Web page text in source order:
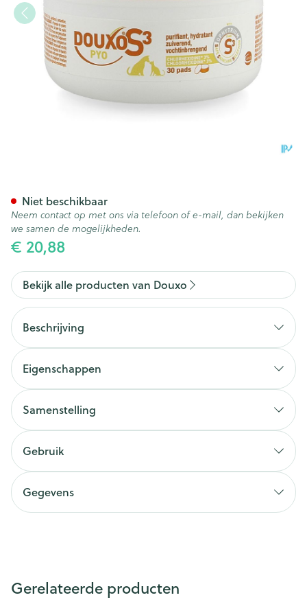
€ 20,88
Niet beschikbaar
Neem contact op met ons via telefoon of e-mail, dan bekijken
we samen de mogelijkheden.
Bekijk alle producten van Douxo
Beschrijving
Eigenschappen
Samenstelling
Gebruik
Gegevens
Gerelateerde producten